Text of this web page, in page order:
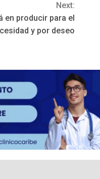
Next:
en producir para el
y por deseo